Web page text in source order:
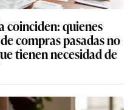
coinciden: quienes
compras pasadas no
tienen necesidad de